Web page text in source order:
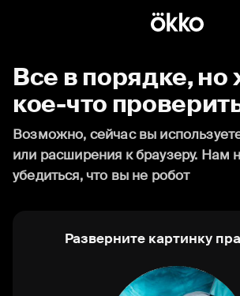
Все в порядке, но
кое-что
Возможно, сейчас вы
или расширения к браузеру. Нам
убедиться, что вы не робот
Разверните картинку